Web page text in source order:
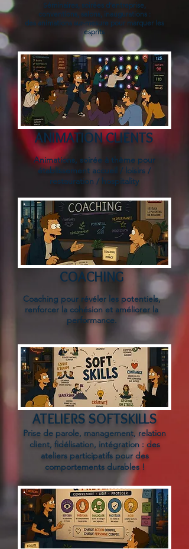
Séminaires, soirées d'entreprise,
conventions, salons, inaugurations :
des animations sur-mesure pour marquer les
esprits
ANIMATION CLIENTS
Animations, soirée à thème pour
établissement accueil / loisirs /
restauration / hospitality
COACHING
Coaching pour révéler les potentiels,
renforcer la cohésion et améliorer la
performance.
ATELIERS SOFTSKILLS
Prise de parole, management, relation
client, fidélisation, intégration : des
ateliers participatifs pour des
comportements durables !